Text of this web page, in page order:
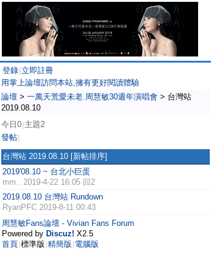
登錄 立即註冊
用掌上論壇訪問本站,擁有更好閱讀體驗
論壇 > 一萬天荒愛未老.周慧敏30週年演唱會 > 台灣站
2019.08.10
今日0 主題2
發帖
台灣站 2019.08.10 [新帖排序]
2019'08.10 ~ 台北小巨蛋
mm.. 2019-4-22 16:05 回2
2019.08.10 台灣站 Rundown
RyanPFC 2019-8-11 00:43
周慧敏Fans論壇 - Vivian Fans Forum
Powered by Discuz! X2.5
首頁 標準版 精簡版 電腦版